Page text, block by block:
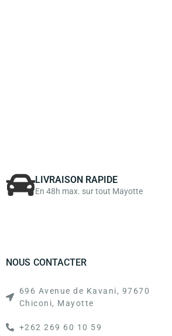
LIVRAISON RAPIDE
En 48h max. sur tout Mayotte
NOUS CONTACTER
696 Avenue de Kavani, 97670
Chiconi, Mayotte
+262 269 60 10 59